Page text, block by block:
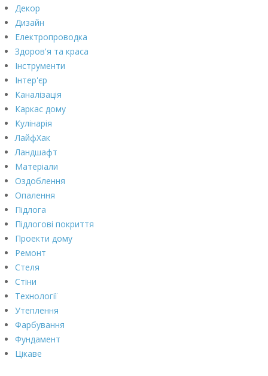
Декор
Дизайн
Електропроводка
Здоров'я та краса
Інструменти
Інтер'єр
Каналізація
Каркас дому
Кулінарія
ЛайфХак
Ландшафт
Матеріали
Оздоблення
Опалення
Підлога
Підлогові покриття
Проекти дому
Ремонт
Стеля
Стіни
Технології
Утеплення
Фарбування
Фундамент
Цікаве